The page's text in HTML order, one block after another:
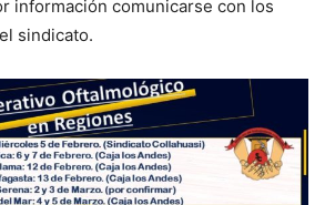
información comunicarse con los
sindicato.